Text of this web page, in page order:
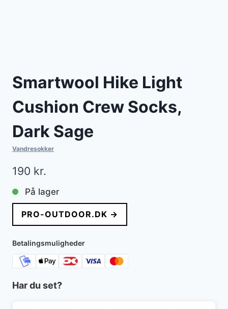
Smartwool Hike Light
Cushion Crew Socks,
Dark Sage
Vandresokker
190 kr.
På lager
PRO-OUTDOOR.DK →
Betalingsmuligheder
Har du set?